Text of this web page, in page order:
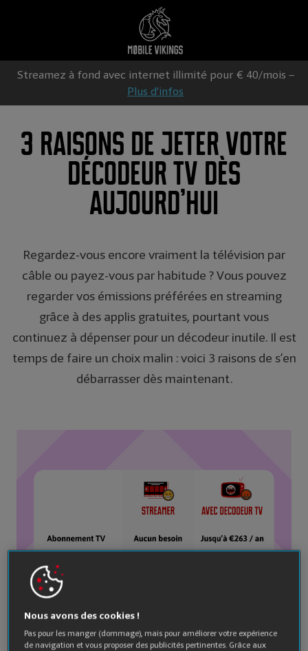
Streamez à fond avec internet illimité pour € 40/mois –
Plus d’infos
3 raisons de jeter votre
décodeur TV dès
aujourd’hui
Regardez-vous encore vraiment la télévision par
câble ou payez-vous par habitude ? Vous pouvez
regarder vos émissions préférées en streaming
grâce à des applis gratuites, pourtant vous
continuez à dépenser pour un décodeur inutile. Il est
temps de faire un choix malin : voici 3 raisons de s’en
débarrasser dès maintenant.
Nous avons des cookies !
Pas pour les manger (dommage), mais pour améliorer votre expérience
de navigation et vous proposer des publicités pertinentes. Grâce aux